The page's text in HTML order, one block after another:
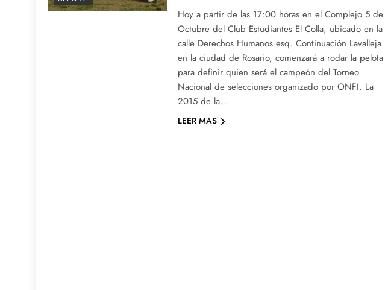
Hoy a partir de las 17:00 horas en el Complejo 5 de
Octubre del Club Estudiantes El Colla, ubicado en la
calle Derechos Humanos esq. Continuación Lavalleja
en la ciudad de Rosario, comenzará a rodar la pelota
para definir quien será el campeón del Torneo
Nacional de selecciones organizado por ONFI. La
2015 de la…
LEER MAS